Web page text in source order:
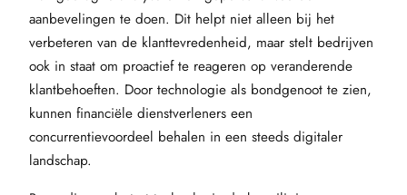
aanbevelingen te doen. Dit helpt niet alleen bij het
verbeteren van de klanttevredenheid, maar stelt bedrijven
ook in staat om proactief te reageren op veranderende
klantbehoeften. Door technologie als bondgenoot te zien,
kunnen financiële dienstverleners een
concurrentievoordeel behalen in een steeds digitaler
landschap.